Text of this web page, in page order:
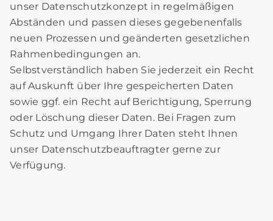
unser Datenschutzkonzept in regelmäßigen
Abständen und passen dieses gegebenenfalls
neuen Prozessen und geänderten gesetzlichen
Rahmenbedingungen an.
Selbstverständlich haben Sie jederzeit ein Recht
auf Auskunft über Ihre gespeicherten Daten
sowie ggf. ein Recht auf Berichtigung, Sperrung
oder Löschung dieser Daten. Bei Fragen zum
Schutz und Umgang Ihrer Daten steht Ihnen
unser Datenschutzbeauftragter gerne zur
Verfügung.